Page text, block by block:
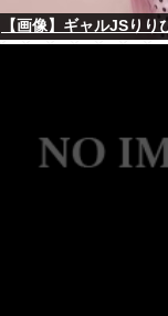
【画像】ギャルJSり